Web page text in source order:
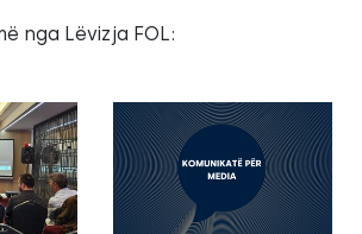
nga Lëvizja FOL: